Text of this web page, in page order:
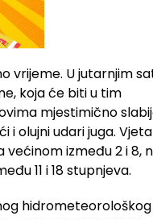
vrijeme. U jutarnjim
koja će biti u tim
mjestimično
i olujni udari juga.
između 2 i 8,
11 i 18 stupnjeva.
hidrometeorološkog